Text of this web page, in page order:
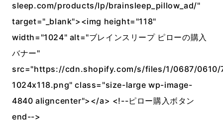
sleep.com/products/lp/brainsleep_pillow_ad/"
target="_blank"><img height="118"
width="1024" alt="ブレインスリープ ピローの購入
バナー"
src="https://cdn.shopify.com/s/files/1/0687/0610/
1024x118.png" class="size-large wp-image-
4840 aligncenter"></a> <!--ピロー購入ボタン
end-->